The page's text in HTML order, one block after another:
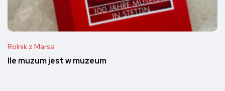
Rolnik z Marsa
Ile muzum jest w muzeum